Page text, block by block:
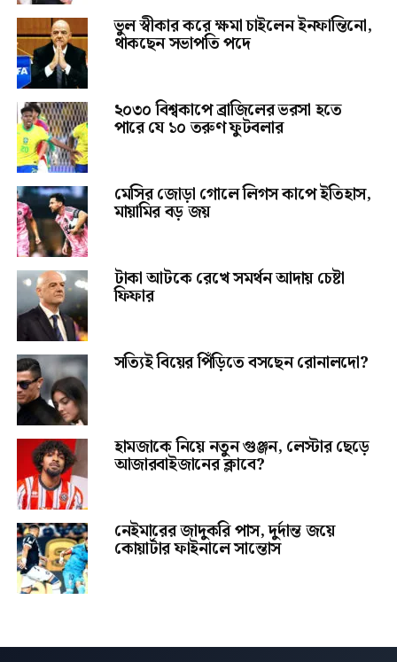
ভুল স্বীকার করে ক্ষমা চাইলেন ইনফান্তিনো,
থাকছেন সভাপতি পদে
২০৩০ বিশ্বকাপে ব্রাজিলের ভরসা হতে
পারে যে ১০ তরুণ ফুটবলার
মেসির জোড়া গোলে লিগস কাপে ইতিহাস,
মায়ামির বড় জয়
টাকা আটকে রেখে সমর্থন আদায় চেষ্টা
ফিফার
সত্যিই বিয়ের পিঁড়িতে বসছেন রোনালদো?
হামজাকে নিয়ে নতুন গুঞ্জন, লেস্টার ছেড়ে
আজারবাইজানের ক্লাবে?
নেইমারের জাদুকরি পাস, দুর্দান্ত জয়ে
কোয়ার্টার ফাইনালে সান্তোস